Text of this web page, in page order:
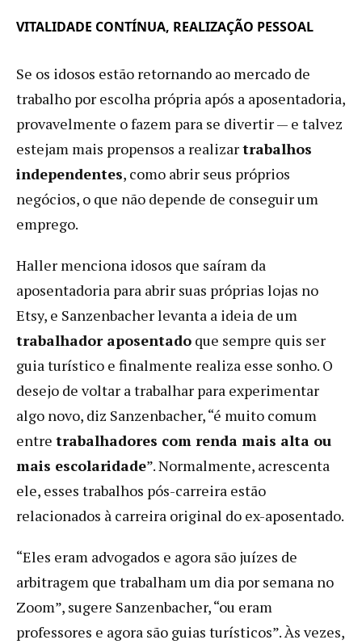
VITALIDADE CONTÍNUA, REALIZAÇÃO PESSOAL
Se os idosos estão retornando ao mercado de
trabalho por escolha própria após a aposentadoria,
provavelmente o fazem para se divertir — e talvez
estejam mais propensos a realizartrabalhos
independentes, como abrir seus próprios
negócios, o que não depende de conseguir um
emprego.
Haller menciona idosos que saíram da
aposentadoria para abrir suas próprias lojas no
Etsy, e Sanzenbacher levanta a ideia de um
trabalhador aposentado que sempre quis ser
guia turístico e finalmente realiza esse sonho. O
desejo de voltar a trabalhar para experimentar
algo novo, diz Sanzenbacher, “é muito comum
entre trabalhadores com renda mais alta ou
mais escolaridade”. Normalmente, acrescenta
ele, esses trabalhos pós-carreira estão
relacionados à carreira original do ex-aposentado.
“Eles eram advogados e agora são juízes de
arbitragem que trabalham um dia por semana no
Zoom”, sugere Sanzenbacher, “ou eram
professores e agora são guias turísticos”. Às vezes,